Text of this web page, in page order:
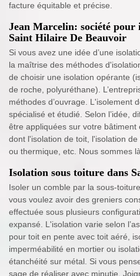
facture équitable et précise.
Jean Marcelin: société
Saint Hilaire De Beauvoir
Si vous avez une idée d’une
la maîtrise des méthodes
de choisir une isolation opérante
de roche, polyuréthane).
méthodes d’ouvrage. L'isolement
spécialisé et étudié. Selon l’idée,
être appliquées sur votre bâtiment
dont l'isolation de toit, l'isolation
ou thermique, etc. Nous sommes
Isolation sous toiture dans
Isoler un comble par la sous-
vous voulez avoir des greniers
effectuée sous plusieurs
expansé. L'isolation varie selon
pour toit en pente avec toit aéré,
imperméabilité en mortier ou
étanchéité sur métal. Si vous
sage de réaliser avec minutie.